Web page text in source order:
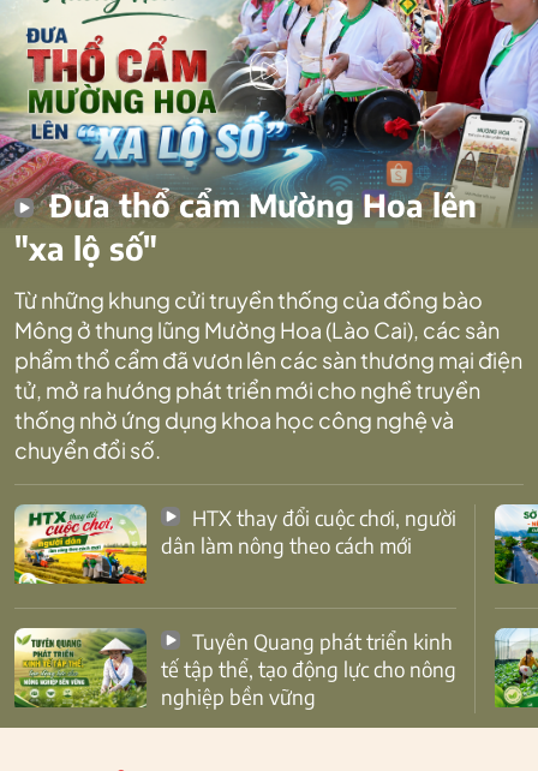
Đưa thổ cẩm Mường Hoa lên
"xa lộ số"
Từ những khung cửi truyền thống của đồng bào
Mông ở thung lũng Mường Hoa (Lào Cai), các sản
phẩm thổ cẩm đã vươn lên các sàn thương mại điện
tử, mở ra hướng phát triển mới cho nghề truyền
thống nhờ ứng dụng khoa học công nghệ và
chuyển đổi số.
dân làm nông theo cách mới
tế tập thể, tạo động lực cho nông
nghiệp bền vững